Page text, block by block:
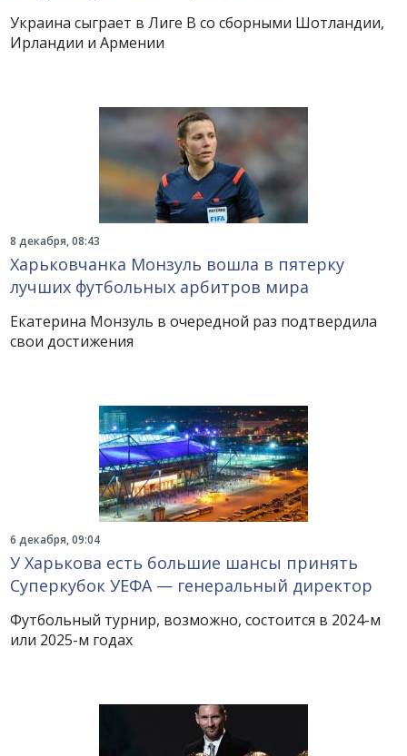
Украина сыграет в Лиге B со сборными Шотландии,
Ирландии и Армении
8 декабря, 08:43
Харьковчанка Монзуль вошла в пятерку
лучших футбольных арбитров мира
Екатерина Монзуль в очередной раз подтвердила
свои достижения
6 декабря, 09:04
У Харькова есть большие шансы принять
Суперкубок УЕФА — генеральный директор
Футбольный турнир, возможно, состоится в 2024-м
или 2025-м годах